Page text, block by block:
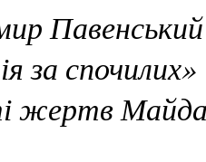
Павенський
за спочилих»
жертв